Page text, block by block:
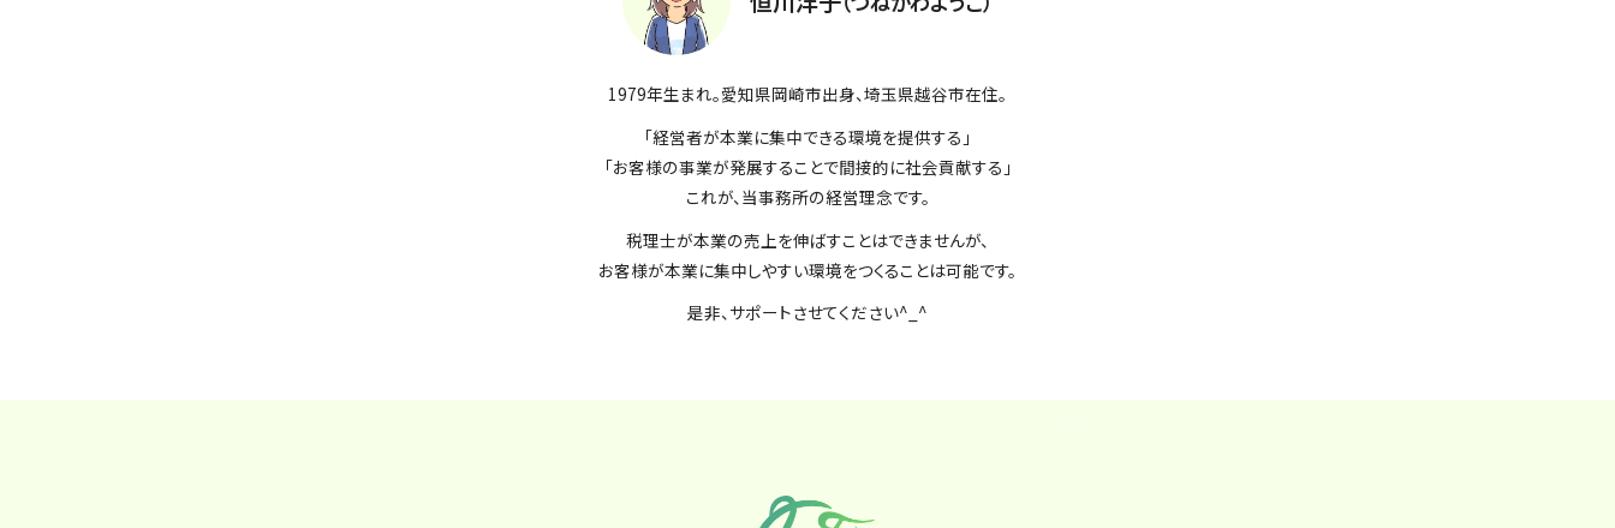
1979年生まれ。愛知県岡崎市出身、埼玉県越谷市在住。
「経営者が本業に集中できる環境を提供する」
「お客様の事業が発展することで間接的に社会貢献する」
これが、当事務所の経営理念です。
税理士が本業の売上を伸ばすことはできませんが、
お客様が本業に集中しやすい環境をつくることは可能です。
是非、サポートさせてください^_^